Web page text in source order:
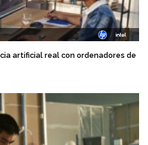
artificial real con ordenadores de